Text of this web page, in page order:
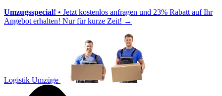
Umzugsspecial! • Jetzt kostenlos anfragen und 23% Rabatt auf Ihr
Angebot erhalten! Nur für kurze Zeit! →
Logistik Umzüge